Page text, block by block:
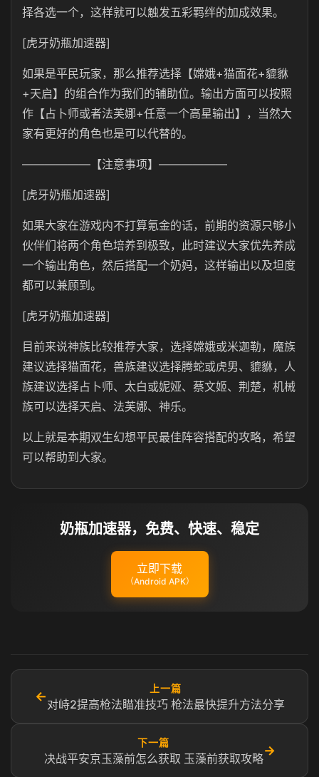
择各选一个，这样就可以触发五彩羁绊的加成效果。
[虎牙奶瓶加速器]
如果是平民玩家，那么推荐选择【嫦娥+猫面花+貔貅
+天启】的组合作为我们的辅助位。输出方面可以按照
作【占卜师或者法芙娜+任意一个高星输出】，当然大
家有更好的角色也是可以代替的。
——————【注意事项】——————
[虎牙奶瓶加速器]
如果大家在游戏内不打算氪金的话，前期的资源只够小
伙伴们将两个角色培养到极致，此时建议大家优先养成
一个输出角色，然后搭配一个奶妈，这样输出以及坦度
都可以兼顾到。
[虎牙奶瓶加速器]
目前来说神族比较推荐大家，选择嫦娥或米迦勒，魔族
建议选择猫面花，兽族建议选择腾蛇或虎男、貔貅，人
族建议选择占卜师、太白或妮娅、蔡文姬、荆楚，机械
族可以选择天启、法芙娜、神乐。
以上就是本期双生幻想平民最佳阵容搭配的攻略，希望
可以帮助到大家。
奶瓶加速器，免费、快速、稳定
立即下载
（Android APK）
←
上一篇
对峙2提高枪法瞄准技巧 枪法最快提升方法分享
下一篇
决战平安京玉藻前怎么获取 玉藻前获取攻略
→